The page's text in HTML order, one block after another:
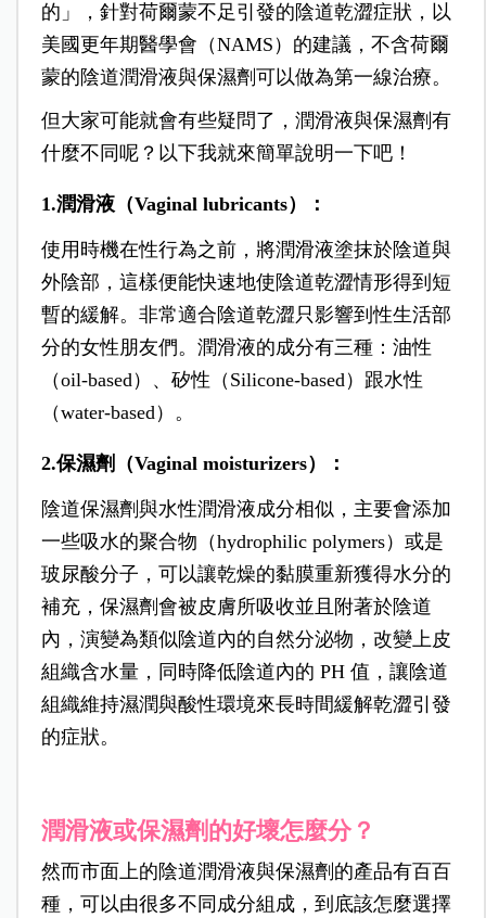
的」，針對荷爾蒙不足引發的陰道乾澀症狀，以
美國更年期醫學會（NAMS）的建議，不含荷爾
蒙的陰道潤滑液與保濕劑可以做為第一線治療。
但大家可能就會有些疑問了，潤滑液與保濕劑有
什麼不同呢？以下我就來簡單說明一下吧！
1.潤滑液（Vaginal lubricants）：
使用時機在性行為之前，將潤滑液塗抹於陰道與
外陰部，這樣便能快速地使陰道乾澀情形得到短
暫的緩解。非常適合陰道乾澀只影響到性生活部
分的女性朋友們。潤滑液的成分有三種：油性
（oil-based）、矽性（Silicone-based）跟水性
（water-based）。
2.保濕劑（Vaginal moisturizers）：
陰道保濕劑與水性潤滑液成分相似，主要會添加
一些吸水的聚合物（hydrophilic polymers）或是
玻尿酸分子，可以讓乾燥的黏膜重新獲得水分的
補充，保濕劑會被皮膚所吸收並且附著於陰道
內，演變為類似陰道內的自然分泌物，改變上皮
組織含水量，同時降低陰道內的 PH 值，讓陰道
組織維持濕潤與酸性環境來長時間緩解乾澀引發
的症狀。
潤滑液或保濕劑的好壞怎麼分？
然而市面上的陰道潤滑液與保濕劑的產品有百百
種，可以由很多不同成分組成，到底該怎麼選擇